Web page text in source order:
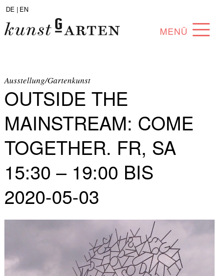
DE | EN
MENÜ
ABOUT
COLLECTION
ARTISTS
PARTNERS
ANGEBOTE
Ausstellung/Gartenkunst
OUTSIDE THE
MAINSTREAM: COME
TOGETHER. FR, SA
15:30 – 19:00 BIS
2020-05-03